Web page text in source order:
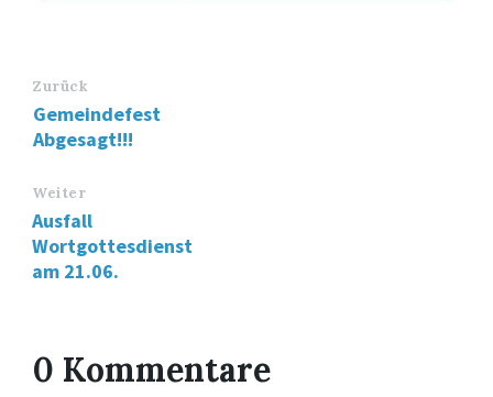
Zurück
Gemeindefest
Abgesagt!!!
Weiter
Ausfall
Wortgottesdienst
am 21.06.
0 Kommentare